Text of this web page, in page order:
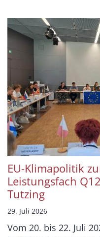
EU-Klimapolitik
Leistungsfach
Tutzing
29. Juli 2026
Vom 20. bis 22. Juli